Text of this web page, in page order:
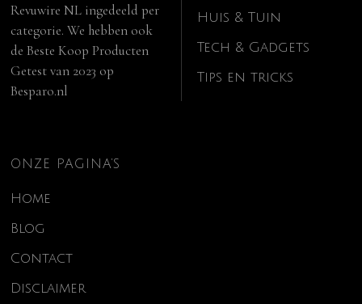
Revuwire NL ingedeeld per
categorie. We hebben ook
deBeste Koop Producten
Getest van 2023 op
Besparo.nl
Huis & Tuin
Tech & Gadgets
Tips en tricks
ONZE PAGINA’S
Home
Blog
Contact
Disclaimer